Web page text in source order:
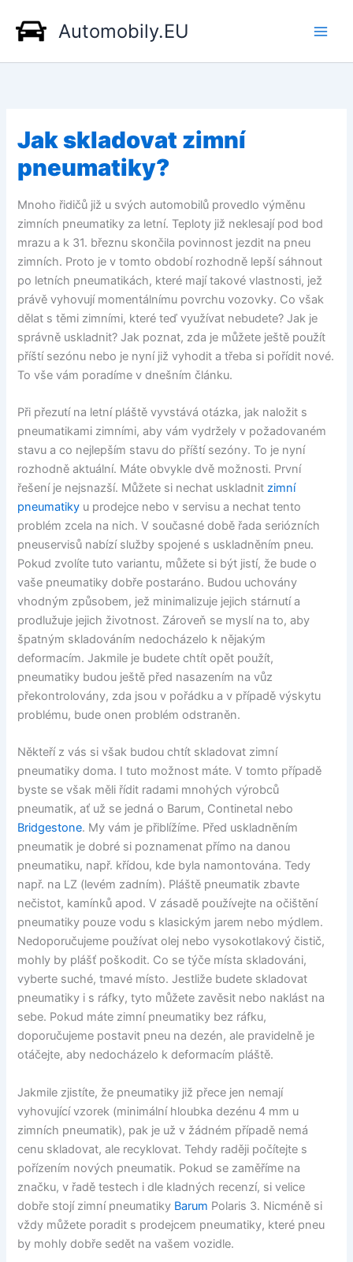
obsah
Automobily.EU
Jak skladovat zimní
pneumatiky?
Mnoho řidičů již u svých automobilů provedlo výměnu
zimních pneumatiky za letní. Teploty již neklesají pod bod
mrazu a k 31. březnu skončila povinnost jezdit na pneu
zimních. Proto je v tomto období rozhodně lepší sáhnout
po letních pneumatikách, které mají takové vlastnosti, jež
právě vyhovují momentálnímu povrchu vozovky. Co však
dělat s těmi zimními, které teď využívat nebudete? Jak je
správně uskladnit? Jak poznat, zda je můžete ještě použít
příští sezónu nebo je nyní již vyhodit a třeba si pořídit nové.
To vše vám poradíme v dnešním článku.
Při přezutí na letní pláště vyvstává otázka, jak naložit s
pneumatikami zimními, aby vám vydržely v požadovaném
stavu a co nejlepším stavu do příští sezóny. To je nyní
rozhodně aktuální. Máte obvykle dvě možnosti. První
řešení je nejsnazší. Můžete si nechat uskladnitzimní
pneumatiky u prodejce nebo v servisu a nechat tento
problém zcela na nich. V současné době řada seriózních
pneuservisů nabízí služby spojené s uskladněním pneu.
Pokud zvolíte tuto variantu, můžete si být jistí, že bude o
vaše pneumatiky dobře postaráno. Budou uchovány
vhodným způsobem, jež minimalizuje jejich stárnutí a
prodlužuje jejich životnost. Zároveň se myslí na to, aby
špatným skladováním nedocházelo k nějakým
deformacím. Jakmile je budete chtít opět použít,
pneumatiky budou ještě před nasazením na vůz
překontrolovány, zda jsou v pořádku a v případě výskytu
problému, bude onen problém odstraněn.
Někteří z vás si však budou chtít skladovat zimní
pneumatiky doma. I tuto možnost máte. V tomto případě
byste se však měli řídit radami mnohých výrobců
pneumatik, ať už se jedná o Barum, Continetal nebo
Bridgestone. My vám je přiblížíme. Před uskladněním
pneumatik je dobré si poznamenat přímo na danou
pneumatiku, např. křídou, kde byla namontována. Tedy
např. na LZ (levém zadním). Pláště pneumatik zbavte
nečistot, kamínků apod. V zásadě používejte na očištění
pneumatiky pouze vodu s klasickým jarem nebo mýdlem.
Nedoporučujeme používat olej nebo vysokotlakový čistič,
mohly by plášť poškodit. Co se týče místa skladováni,
vyberte suché, tmavé místo. Jestliže budete skladovat
pneumatiky i s ráfky, tyto můžete zavěsit nebo naklást na
sebe. Pokud máte zimní pneumatiky bez ráfku,
doporučujeme postavit pneu na dezén, ale pravidelně je
otáčejte, aby nedocházelo k deformacím pláště.
Jakmile zjistíte, že pneumatiky již přece jen nemají
vyhovující vzorek (minimální hloubka dezénu 4 mm u
zimních pneumatik), pak je už v žádném případě nemá
cenu skladovat, ale recyklovat. Tehdy raději počítejte s
pořízením nových pneumatik. Pokud se zaměříme na
značku, v řadě testech i dle kladných recenzí, si velice
dobře stojí zimní pneumatiky Barum Polaris 3. Nicméně si
vždy můžete poradit s prodejcem pneumatiky, které pneu
by mohly dobře sedět na vašem vozidle.